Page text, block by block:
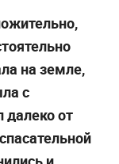
на земле,
с
далеко от